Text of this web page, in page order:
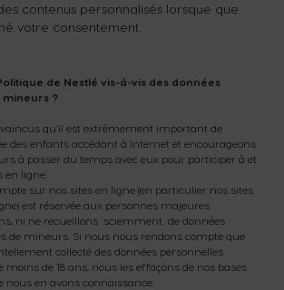
contenus personnalisés lorsque que
votre consentement.
de Nestlé vis-à-vis des données
mineurs ?
qu’il est extrêmement important de
des enfants accédant à Internet et encourageons
à passer du temps avec eux pour participer à et
en ligne.
sur nos sites en ligne (en particulier nos sites
est réservée aux personnes majeures.
ni ne recueillons sciemment de données
de mineurs. Si nous nous rendons compte que
collecté des données personnelles
moins de 18 ans, nous les effaçons de nos bases
nous en avons connaissance.